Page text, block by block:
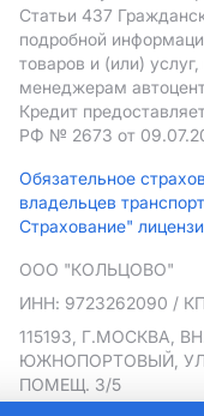
Статьи 437
подробной
товаров и (или)
менеджерам
Кредит
РФ № 2673 от
Обязательное
владельцев
Страхование"
ООО "КОЛЬЦОВО"
ИНН: 9723262090 /
115193, Г.МОСКВА,
ЮЖНОПОРТОВЫЙ, УЛ
ПОМЕЩ. 3/5